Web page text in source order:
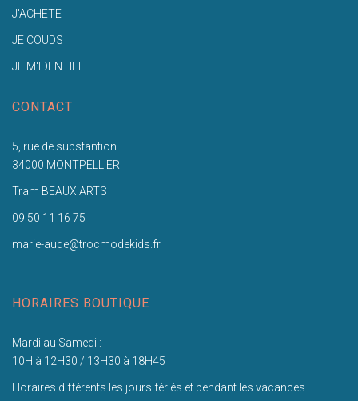
J'ACHETE
JE COUDS
JE M'IDENTIFIE
CONTACT
5, rue de substantion
34000 MONTPELLIER
Tram BEAUX ARTS
09 50 11 16 75
marie-aude@trocmodekids.fr
HORAIRES BOUTIQUE
Mardi au Samedi :
10H à 12H30 / 13H30 à 18H45
Horaires différents les jours fériés et pendant les vacances